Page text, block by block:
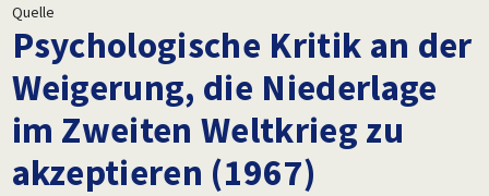
Quelle
Psychologische Kritik an der
Weigerung, die Niederlage
im Zweiten Weltkrieg zu
akzeptieren (1967)